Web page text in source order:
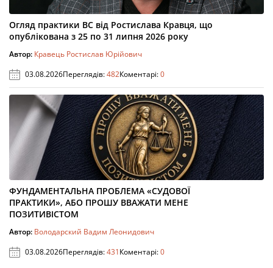
Огляд практики ВС від Ростислава Кравця, що
опублікована з 25 по 31 липня 2026 року
Автор: Кравець Ростислав Юрійович
03.08.2026Переглядів:482Коментарі:0
ФУНДАМЕНТАЛЬНА ПРОБЛЕМА «СУДОВОЇ
ПРАКТИКИ», АБО ПРОШУ ВВАЖАТИ МЕНЕ
ПОЗИТИВІСТОМ
Автор: Володарский Вадим Леонидович
03.08.2026Переглядів:431Коментарі:0